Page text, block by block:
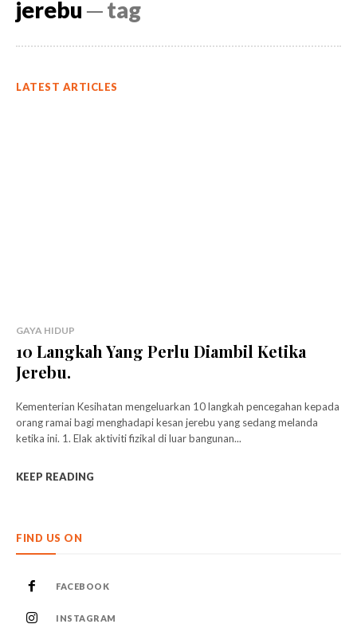
jerebu ─ tag
LATEST ARTICLES
GAYA HIDUP
10 Langkah Yang Perlu Diambil Ketika
Jerebu.
Kementerian Kesihatan mengeluarkan 10 langkah pencegahan kepada
orang ramai bagi menghadapi kesan jerebu yang sedang melanda
ketika ini. 1. Elak aktiviti fizikal di luar bangunan...
KEEP READING
FIND US ON
FACEBOOK
INSTAGRAM